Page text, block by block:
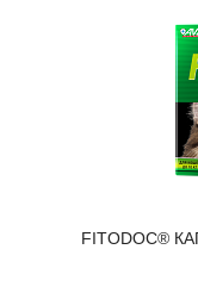
FITODOC®